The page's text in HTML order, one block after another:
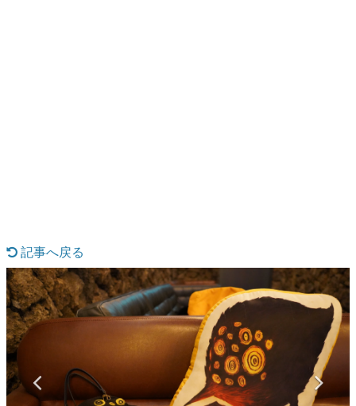
なんでゲームは面白い？
ゲーム開発者・hamatsu氏がゲームの魅力を画面や操作の
具体的な形から解き明かしていく、硬派で骨太な評論連載
ゲームが変えた日本語
「経験値」「裏技」「ラスボス」… ゲームにまつわる言葉
の起源や用法の変遷を、コンピューター文化史研究家・タ
イニーP氏が徹底調査。
記事へ戻る